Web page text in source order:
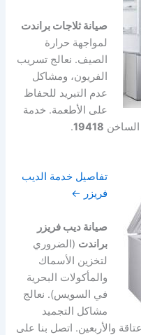
صيانة ثلاجات براندت
لمواجهة حرارة
الصيف. نعالج تسريب
الفريون، ومشاكل
عدم التبريد للحفاظ
على الأطعمة. خدمة
19418
.
تفاصيل خدمة الديب
فريزر ←
صيانة ديب فريزر
براندت (الضروري
لتخزين الأسماك
والمأكولات البحرية
في السويس). نعالج
مشاكل التجميد
والأربعين. اتصل بنا على